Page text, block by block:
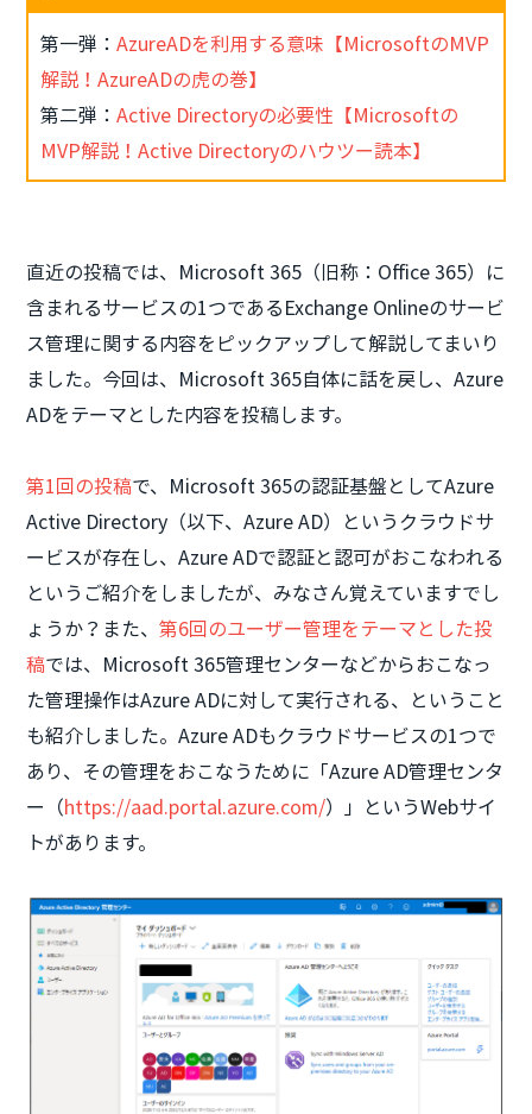
第一弾：AzureADを利用する意味【MicrosoftのMVP
解説！AzureADの虎の巻】
第二弾：Active Directoryの必要性【Microsoftの
MVP解説！Active Directoryのハウツー読本】
直近の投稿では、Microsoft 365（旧称：Office 365）に
含まれるサービスの1つであるExchange Onlineのサービ
ス管理に関する内容をピックアップして解説してまいり
ました。今回は、Microsoft 365自体に話を戻し、Azure
ADをテーマとした内容を投稿します。
第1回の投稿で、Microsoft 365の認証基盤としてAzure
Active Directory（以下、Azure AD）というクラウドサ
ービスが存在し、Azure ADで認証と認可がおこなわれる
というご紹介をしましたが、みなさん覚えていますでし
ょうか？また、第6回のユーザー管理をテーマとした投
稿では、Microsoft 365管理センターなどからおこなっ
た管理操作はAzure ADに対して実行される、ということ
も紹介しました。Azure ADもクラウドサービスの1つで
あり、その管理をおこなうために「Azure AD管理センタ
ー（https://aad.portal.azure.com/）」というWebサイ
トがあります。